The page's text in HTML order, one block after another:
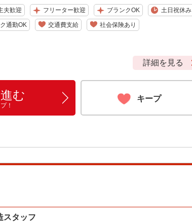
夫歓迎 フリーター歓迎 ブランクOK 土日祝休み
通勤OK 交通費支給 社会保険あり
詳細を見る
む
！
キープ
スタッフ